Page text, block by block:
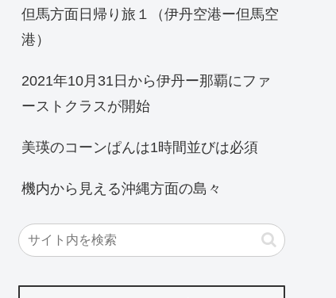
但馬方面日帰り旅１（伊丹空港ー但馬空
港）
2021年10月31日から伊丹ー那覇にファ
ーストクラスが開始
美瑛のコーンぱんは1時間並びは必須
機内から見える沖縄方面の島々